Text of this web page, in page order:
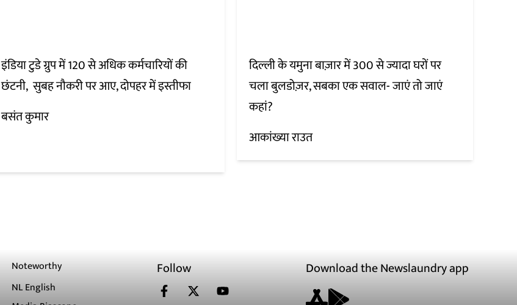
इंडिया टुडे ग्रुप में 120 से अधिक कर्मचारियों की
छंटनी, सुबह नौकरी पर आए, दोपहर में इस्तीफा
बसंत कुमार
दिल्ली के यमुना बाज़ार में 300 से ज्यादा घरों पर
चला बुलडोज़र, सबका एक सवाल- जाएं तो जाएं
कहां?
आकांख्या राउत
Noteworthy
NL English
Follow Download the Newslaundry app